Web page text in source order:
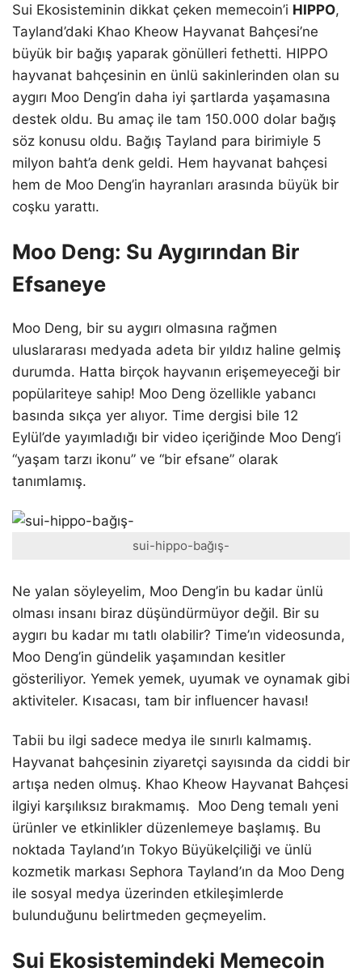
Sui Ekosisteminin dikkat çeken memecoin’i HIPPO,
Tayland’daki Khao Kheow Hayvanat Bahçesi’ne
büyük bir bağış yaparak gönülleri fethetti. HIPPO
hayvanat bahçesinin en ünlü sakinlerinden olan su
aygırı Moo Deng’in daha iyi şartlarda yaşamasına
destek oldu. Bu amaç ile tam 150.000 dolar bağış
söz konusu oldu. Bağış Tayland para birimiyle 5
milyon baht’a denk geldi. Hem hayvanat bahçesi
hem de Moo Deng’in hayranları arasında büyük bir
coşku yarattı.
Moo Deng: Su Aygırından Bir
Efsaneye
Moo Deng, bir su aygırı olmasına rağmen
uluslararası medyada adeta bir yıldız haline gelmiş
durumda. Hatta birçok hayvanın erişemeyeceği bir
popülariteye sahip! Moo Deng özellikle yabancı
basında sıkça yer alıyor. Time dergisi bile 12
Eylül’de yayımladığı bir video içeriğinde Moo Deng’i
“yaşam tarzı ikonu” ve “bir efsane” olarak
tanımlamış.
sui-hippo-bağış-
Ne yalan söyleyelim, Moo Deng’in bu kadar ünlü
olması insanı biraz düşündürmüyor değil. Bir su
aygırı bu kadar mı tatlı olabilir? Time’ın videosunda,
Moo Deng’in gündelik yaşamından kesitler
gösteriliyor. Yemek yemek, uyumak ve oynamak gibi
aktiviteler. Kısacası, tam bir influencer havası!
Tabii bu ilgi sadece medya ile sınırlı kalmamış.
Hayvanat bahçesinin ziyaretçi sayısında da ciddi bir
artışa neden olmuş. Khao Kheow Hayvanat Bahçesi
ilgiyi karşılıksız bırakmamış. Moo Deng temalı yeni
ürünler ve etkinlikler düzenlemeye başlamış. Bu
noktada Tayland’ın Tokyo Büyükelçiliği ve ünlü
kozmetik markası Sephora Tayland’ın da Moo Deng
ile sosyal medya üzerinden etkileşimlerde
bulunduğunu belirtmeden geçmeyelim.
Sui Ekosistemindeki Memecoin